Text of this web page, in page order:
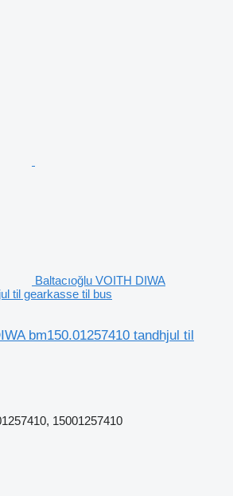
Baltacıoğlu VOITH DIWA
til gearkasse til bus
bm150.01257410 tandhjul til
15001257410